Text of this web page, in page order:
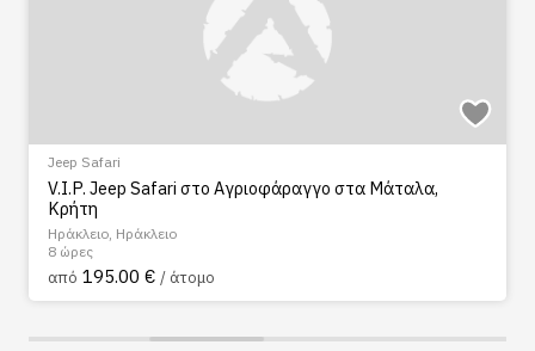
Jeep Safari
V.I.P. Jeep Safari στο Αγριοφάραγγο στα Μάταλα,
Κρήτη
Ηράκλειο, Ηράκλειο
8 ώρες
από 195.00 € / άτομο